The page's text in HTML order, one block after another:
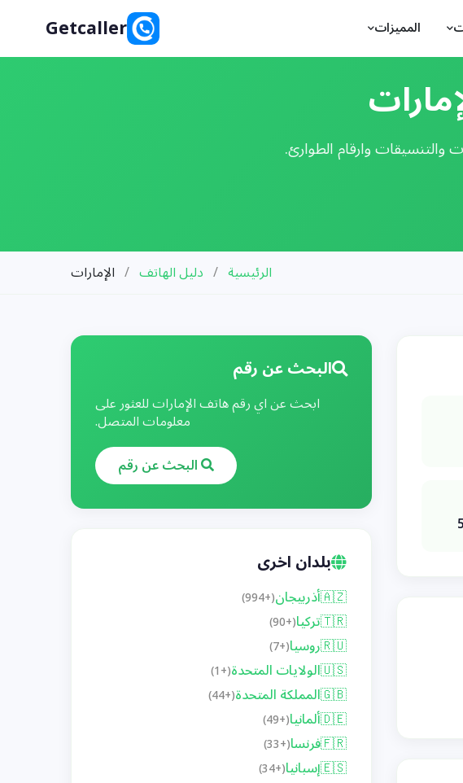
Getcaller المميزات
والتنسيقات وارقام الطوارئ.
الرئيسية / دليل الهاتف / الإمارات
البحث عن رقم
ابحث عن اي رقم هاتف الإمارات للعثور على
معلومات المتصل.
البحث عن رقم
بلدان اخرى
🇦🇿أذربيجان(+994)
🇹🇷تركيا(+90)
🇷🇺روسيا(+7)
🇺🇸الولايات المتحدة(+1)
🇬🇧المملكة المتحدة(+44)
🇩🇪ألمانيا(+49)
🇫🇷فرنسا(+33)
🇪🇸إسبانيا(+34)